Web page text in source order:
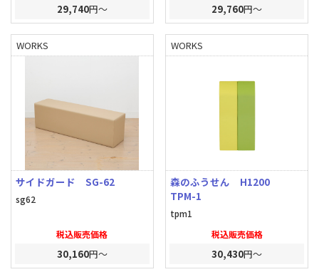
29,740円～ 29,760円～
WORKS
サイドガード SG-62
sg62
税込販売価格
30,160円～
WORKS
森のふうせん H1200
TPM-1
tpm1
税込販売価格
30,430円～